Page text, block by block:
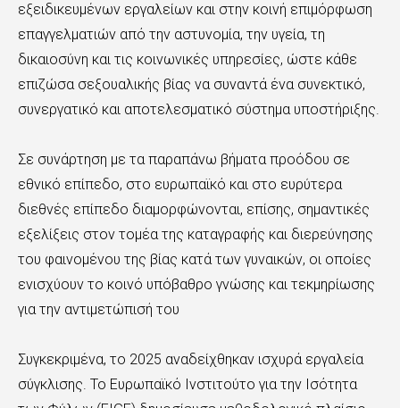
εξειδικευμένων εργαλείων και στην κοινή επιμόρφωση
επαγγελματιών από την αστυνομία, την υγεία, τη
δικαιοσύνη και τις κοινωνικές υπηρεσίες, ώστε κάθε
επιζώσα σεξουαλικής βίας να συναντά ένα συνεκτικό,
συνεργατικό και αποτελεσματικό σύστημα υποστήριξης.
Σε συνάρτηση με τα παραπάνω βήματα προόδου σε
εθνικό επίπεδο, στο ευρωπαϊκό και στο ευρύτερα
διεθνές επίπεδο διαμορφώνονται, επίσης, σημαντικές
εξελίξεις στον τομέα της καταγραφής και διερεύνησης
του φαινομένου της βίας κατά των γυναικών, οι οποίες
ενισχύουν το κοινό υπόβαθρο γνώσης και τεκμηρίωσης
για την αντιμετώπισή του
Συγκεκριμένα, το 2025 αναδείχθηκαν ισχυρά εργαλεία
σύγκλισης. Το Ευρωπαϊκό Ινστιτούτο για την Ισότητα